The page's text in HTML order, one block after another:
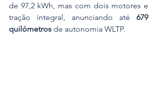
de 97,2 kWh, mas com dois motores e
tração integral, anunciando até 679
quilómetros de autonomia WLTP.